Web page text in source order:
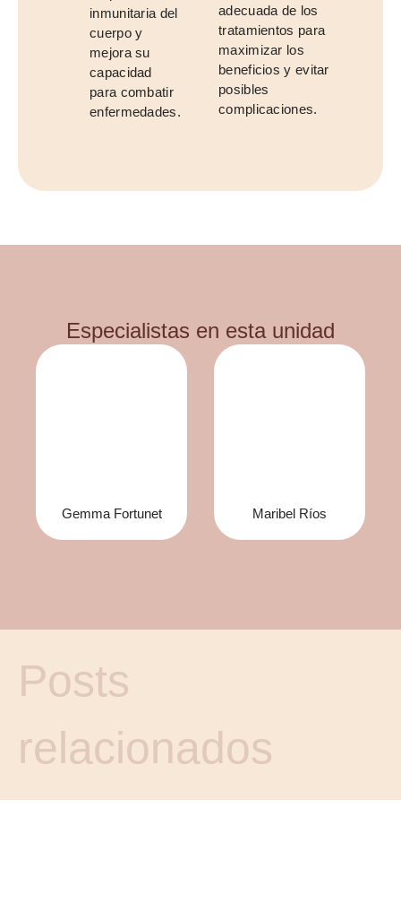
inmunitaria del
cuerpo y
mejora su
capacidad
para combatir
enfermedades.
adecuada de los
tratamientos para
maximizar los
beneficios y evitar
posibles
complicaciones.
Especialistas en esta unidad
Gemma Fortunet Maribel Ríos
Posts
relacionados